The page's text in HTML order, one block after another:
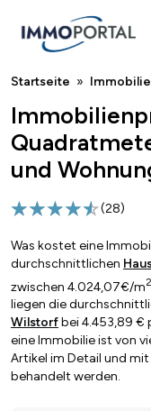
Breadcrumb
Startseite
und
(28)
Was kostet eine
durchschnittlichen
zwischen 4.024,07€/m2
liegen die
Wilstorfbei 4.453,89 €
eine Immobilie ist von
Artikel im Detail und
behandelt werden.